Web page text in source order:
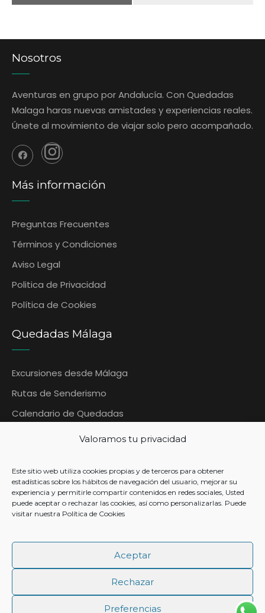
Valoramos tu privacidad
Este sitio web utiliza cookies propias y de terceros para obtener
estadísticas sobre los hábitos de navegación del usuario, mejorar su
experiencia y permitirle compartir contenidos en redes sociales, Usted
puede aceptar o rechazar las cookies, así como personalizarlas. Puede
visitar nuestra Política de Cookies
Aceptar
Rechazar
Preferencias
Nosotros
Aventuras en grupo por Andalucía. Con Quedadas
Malaga haras nuevas amistades y experiencias reales.
Únete al movimiento de viajar solo pero acompañado.
Más información
Preguntas Frecuentes
‎Términos y Condiciones
Aviso Legal
Politica de Privacidad
Política de Cookies
Quedadas Málaga
Excursiones desde Málaga
Rutas de Senderismo
Calendario de Quedadas
Blog Quedadas Malaga
Contacto
+ 34 633 954 567
info@quedadasmalaga.es